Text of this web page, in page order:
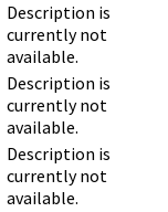
Description is
currently not
available.
Description is
currently not
available.
Description is
currently not
available.